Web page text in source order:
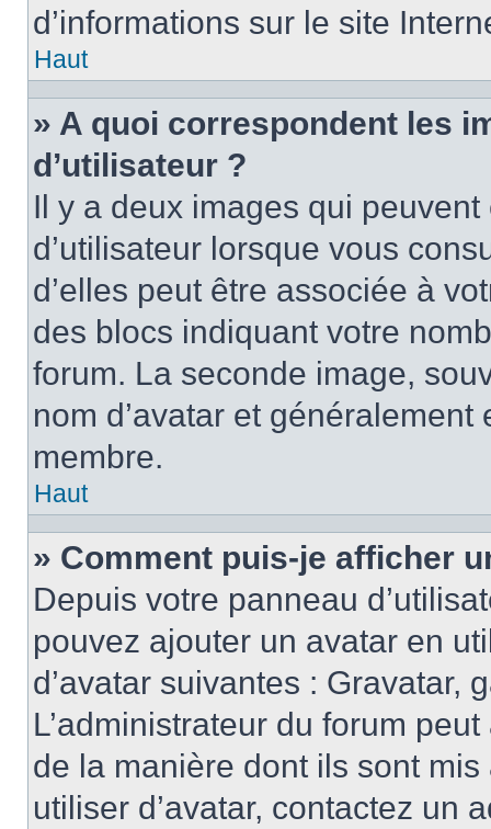
d’informations sur le site
Haut
» A quoi correspondent les
d’utilisateur ?
Il y a deux images qui
d’utilisateur lorsque vous
d’elles peut être associée à
des blocs indiquant votre
forum. La seconde image,
nom d’avatar et
membre.
Haut
» Comment puis-je afficher
Depuis votre panneau
pouvez ajouter un avatar en
d’avatar suivantes : Gravatar,
L’administrateur du forum
de la manière dont ils sont
utiliser d’avatar, contactez un